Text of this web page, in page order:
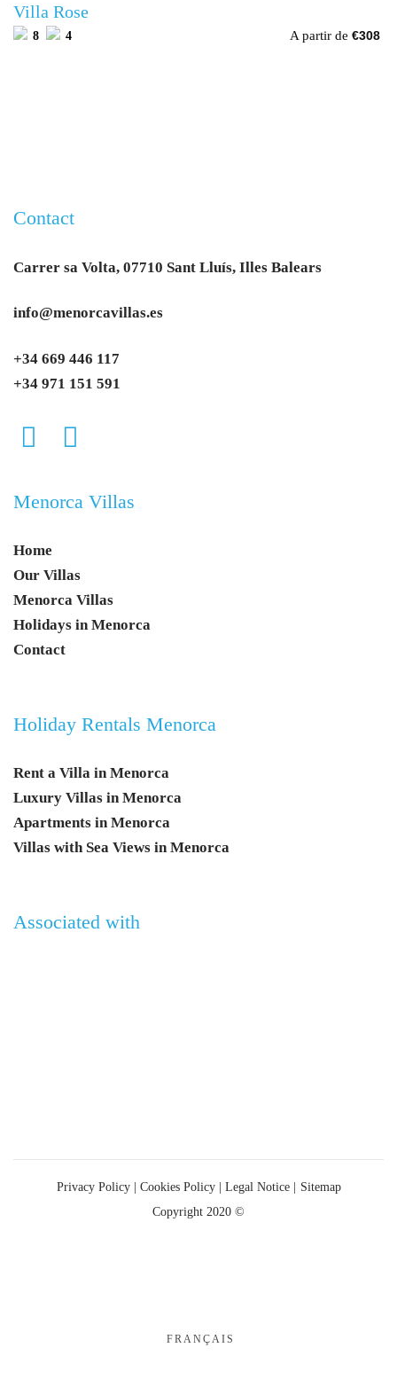
Villa Rose
8 4 A partir de €308
Contact
Carrer sa Volta, 07710 Sant Lluís, Illes Balears
info@menorcavillas.es
+34 669 446 117
+34 971 151 591
Menorca Villas
Home
Our Villas
Menorca Villas
Holidays in Menorca
Contact
Holiday Rentals Menorca
Rent a Villa in Menorca
Luxury Villas in Menorca
Apartments in Menorca
Villas with Sea Views in Menorca
Associated with
Privacy Policy| Cookies Policy | Legal Notice | Sitemap
Copyright 2020 ©
FRANÇAIS